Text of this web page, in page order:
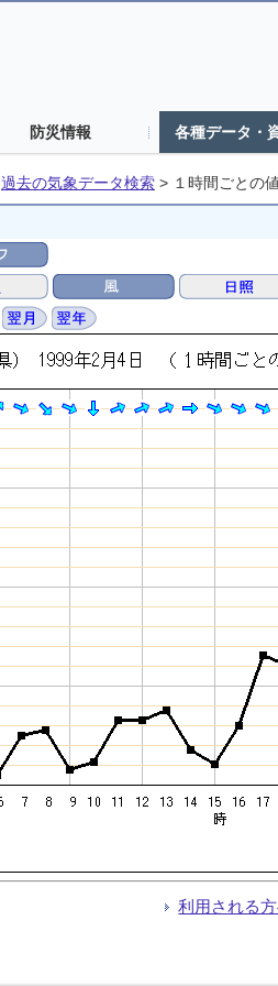
防災情報 各種データ・
過去の気象データ検索 > １時間ごとの
利用される